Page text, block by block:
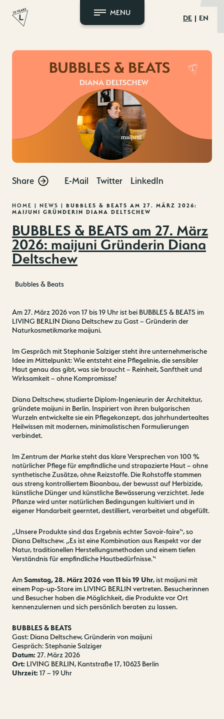
Zum
MENU
DE EN
Share E-Mail Twitter LinkedIn
HOME | NEWS | BUBBLES & BEATS AM 27. MÄRZ 2026:
MAIJUNI GRÜNDERIN DIANA DELTSCHEW
BUBBLES & BEATS am 27. März
2026: maijuni Gründerin Diana
Deltschew
Bubbles & Beats
Am 27. März 2026 von 17 bis 19 Uhr ist bei BUBBLES & BEATS im
LIVING BERLIN Diana Deltschew zu Gast – Gründerin der
Naturkosmetikmarke maijuni.
Im Gespräch mit Stephanie Salziger steht ihre unternehmerische
Idee im Mittelpunkt: Wie entsteht eine Pflegelinie, die sensibler
Haut genau das gibt, was sie braucht – Reinheit, Sanftheit und
Wirksamkeit – ohne Kompromisse?
Diana Deltschew, studierte Diplom-Ingenieurin der Architektur,
gründete maijuni in Berlin. Inspiriert von ihren bulgarischen
Wurzeln entwickelte sie ein Pflegekonzept, das jahrhundertealtes
Heilwissen mit modernen, minimalistischen Formulierungen
verbindet.
Im Zentrum der Marke steht das klare Versprechen von 100 %
natürlicher Pflege für empfindliche und strapazierte Haut – ohne
synthetische Zusätze, ohne Reizstoffe. Die Rohstoffe stammen
aus streng kontrolliertem Bioanbau, der bewusst auf Herbizide,
künstliche Dünger und künstliche Bewässerung verzichtet. Jede
Pflanze wird unter natürlichen Bedingungen kultiviert und in
eigener Handarbeit geerntet, destilliert, verarbeitet und abgefüllt.
„Unsere Produkte sind das Ergebnis echter Savoir-faire“, so
Diana Deltschew. „Es ist eine Kombination aus Respekt vor der
Natur, traditionellen Herstellungsmethoden und einem tiefen
Verständnis für empfindliche Hautbedürfnisse.“
AmSamstag, 28. März 2026 von 11 bis 19 Uhr, ist maijuni mit
einem Pop-up-Store im LIVING BERLIN vertreten. Besucherinnen
und Besucher haben die Möglichkeit, die Produkte vor Ort
kennenzulernen und sich persönlich beraten zu lassen.
BUBBLES & BEATS
Gast: Diana Deltschew, Gründerin von maijuni
Gespräch: Stephanie Salziger
Datum: 27. März 2026
Ort: LIVING BERLIN, Kantstraße 17, 10623 Berlin
Uhrzeit: 17 – 19 Uhr